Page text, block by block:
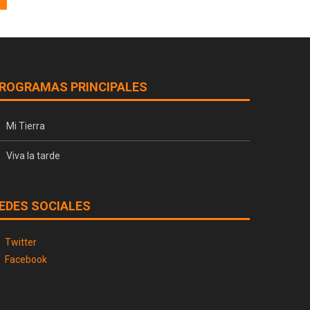
PRINCIPALES
Mi Tierra
Viva la tarde
SOCIALES
Twitter
Facebook